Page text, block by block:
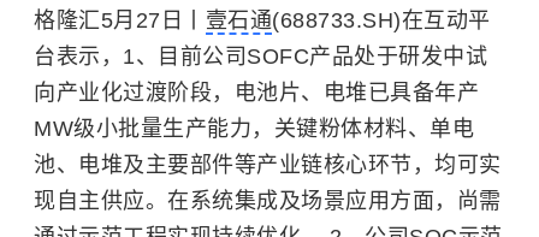
格隆汇5月27日丨 壹石通(688733.SH)在互动平
台表示， 1、目前公司SOFC产品处于研发中试
向产业化过渡阶段，电池片、电堆已具备年产
MW级小批量生产能力，关键粉体材料、单电
池、电堆及主要部件等产业链核心环节，均可实
现自主供应。在系统集成及场景应用方面，尚需